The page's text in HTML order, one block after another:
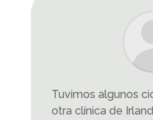
Tuvimos algunos
otra clínica de